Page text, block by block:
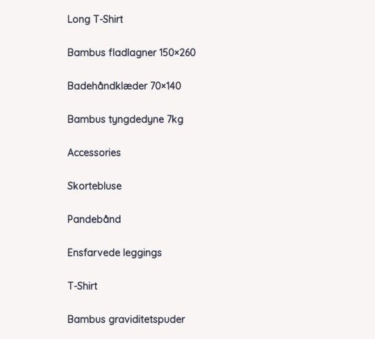
Long T-Shirt
Bambus fladlagner 150×260
Badehåndklæder 70×140
Bambus tyngdedyne 7kg
Accessories
Skortebluse
Pandebånd
Ensfarvede leggings
T-Shirt
Bambus graviditetspuder